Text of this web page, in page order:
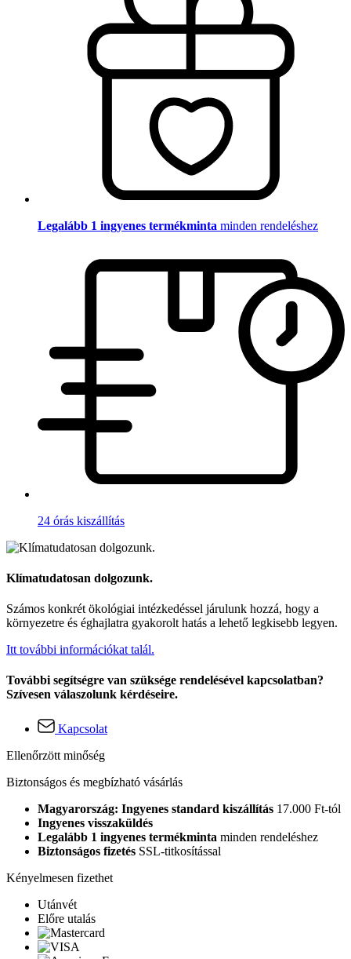
Legalább 1 ingyenes termékminta minden rendeléshez
24 órás kiszállítás
Klímatudatosan dolgozunk.
Számos konkrét ökológiai intézkedéssel járulunk hozzá, hogy a
környezetre és éghajlatra gyakorolt hatás a lehető legkisebb legyen.
Itt további információkat talál.
További segítségre van szüksége rendelésével kapcsolatban?
Szívesen válaszolunk kérdéseire.
Kapcsolat
Ellenőrzött minőség
Biztonságos és megbízható vásárlás
Magyarország: Ingyenes standard kiszállítás 17.000 Ft-tól
Ingyenes visszaküldés
Legalább 1 ingyenes termékminta minden rendeléshez
Biztonságos fizetés SSL-titkosítással
Kényelmesen fizethet
Utánvét
Előre utalás